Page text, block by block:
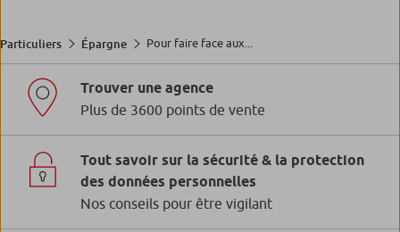
Particuliers Épargne Pour faire face aux...
Trouver une agence
Plus de 3600 points de vente
Tout savoir sur la sécurité & la protection
des données personnelles
Nos conseils pour être vigilant